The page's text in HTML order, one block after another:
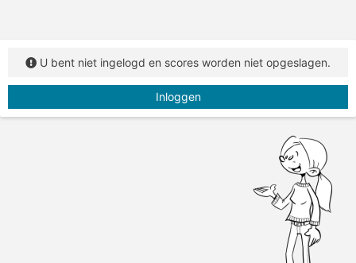
U bent niet ingelogd en scores worden niet opgeslagen.
Inloggen